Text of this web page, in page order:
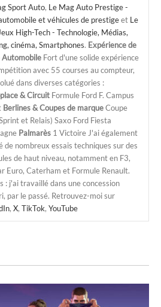
Sport Auto, Le Mag Auto Prestige -
et véhicules de prestigeet Le
High-Tech - Technologie, Médias,
cinéma, Smartphones. Expérience de
Automobile Fort d'une solide expérience
avec 55 courses au compteur,
dans diverses catégories :
& Circuit Formule Ford F. Campus
Berlines & Coupes de marqueCoupe
et Relais) Saxo Ford Fiesta
Palmarès 1 Victoire J'ai également
de nombreux essais techniques sur des
de haut niveau, notamment en F3,
Euro, Caterham et Formule Renault.
: j'ai travaillé dans une concession
par le passé. Retrouvez-moi sur
, X, TikTok, YouTube